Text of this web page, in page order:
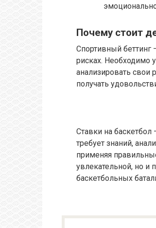
Почему стоит
Спортивный беттинг
рисках. Необходимо
анализировать свои
получать
Ставки на
требует знаний,
применяя
увлекательной, но и
баскетбольных